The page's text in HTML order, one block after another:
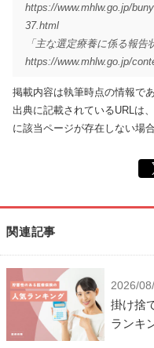
https://www.mhlw.go.jp/
37.html
「主な選定療養に係る報告
https://www.mhlw.go.jp/
掲載内容は執筆時点の情報で
出典に記載されているURLは
に該当ページが存在しない場
関連記事
2026/
掛け捨
ランキ